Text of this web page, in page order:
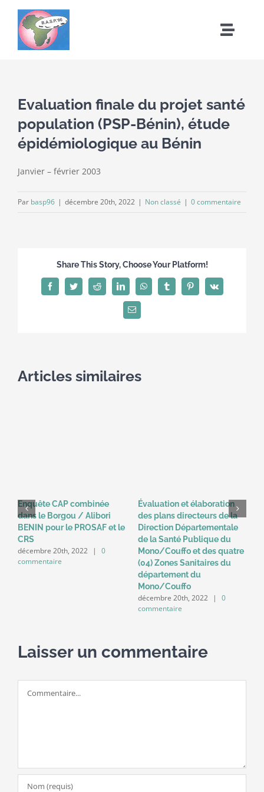
Passer
contenu
Toggle
A Propos de BASP’96
Nos activités
Galérie
Evaluation finale du projet santé
population (PSP-Bénin), étude
épidémiologique au Bénin
Janvier – février 2003
Par basp96 | décembre 20th, 2022 | Non classé | 0 commentaire
Share This Story, Choose Your Platform!
FacebookTwitterReddit LinkedInWhatsAppTumblrPinterest
Vk
Email
Articles similaires
Enquête CAP combinée
dans le Borgou / Alibori
BENIN pour le PROSAF et le
CRS
décembre 20th, 2022 |
0
commentaire
Évaluation et élaboration
des plans directeurs de la
Direction Départementale
de la Santé Publique du
Mono/Couffo et des quatre
(04) Zones Sanitaires du
département du
Mono/Couffo
décembre 20th, 2022 |
0
commentaire
Laisser un commentaire